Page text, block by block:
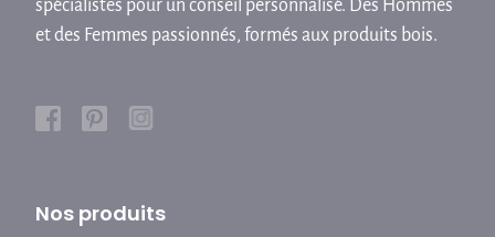
spécialistes pour un conseil personnalisé. Des Hommes
et des Femmes passionnés, formés aux produits bois.
Nos produits